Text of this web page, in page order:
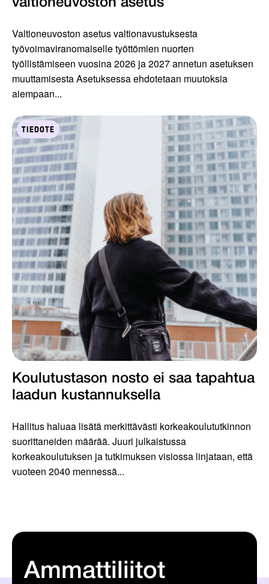
valtioneuvoston asetus
Valtioneuvoston asetus valtionavustuksesta
työvoimaviranomaiselle työttömien nuorten
työllistämiseen vuosina 2026 ja 2027 annetun asetuksen
muuttamisesta Asetuksessa ehdotetaan muutoksia
aiempaan...
TIEDOTE
Koulutustason nosto ei saa tapahtua
laadun kustannuksella
Hallitus haluaa lisätä merkittävästi korkeakoulututkinnon
suorittaneiden määrää. Juuri julkaistussa
korkeakoulutuksen ja tutkimuksen visiossa linjataan, että
vuoteen 2040 mennessä...
Ammattiliitot